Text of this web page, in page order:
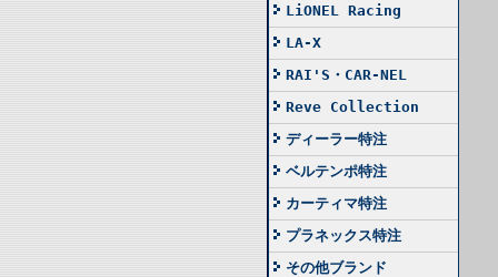
LiONEL Racing
LA-X
RAI'S・CAR-NEL
Reve Collection
ディーラー特注
ベルテンポ特注
カーティマ特注
プラネックス特注
その他ブランド